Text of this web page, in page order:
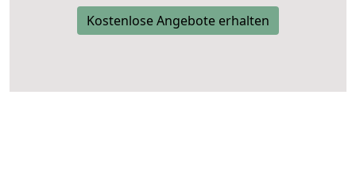
Kostenlose Angebote erhalten